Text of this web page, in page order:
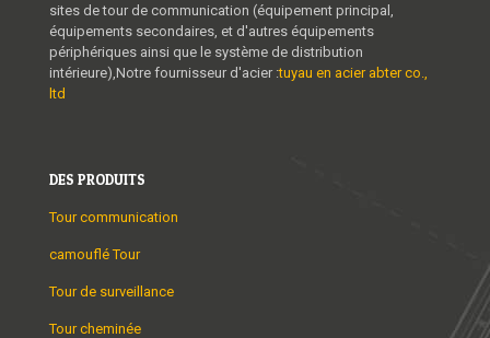
sites de tour de communication (équipement principal,
équipements secondaires, et d'autres équipements
périphériques ainsi que le système de distribution
intérieure),Notre fournisseur d'acier :tuyau en acier abter co.,
ltd
DES PRODUITS
Tour communication
camouflé Tour
Tour de surveillance
Tour cheminée